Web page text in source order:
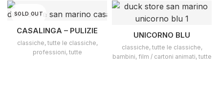
SOLD OUT
CASALINGA – PULIZIE
classiche, tutte le classiche,
professioni, tutte
UNICORNO BLU
classiche, tutte le classiche,
bambini, film / cartoni animati, tutte